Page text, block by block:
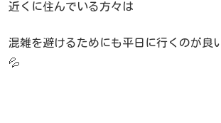
近くに住んでいる方々は
混雑を避けるためにも平日に行くのが良
💦